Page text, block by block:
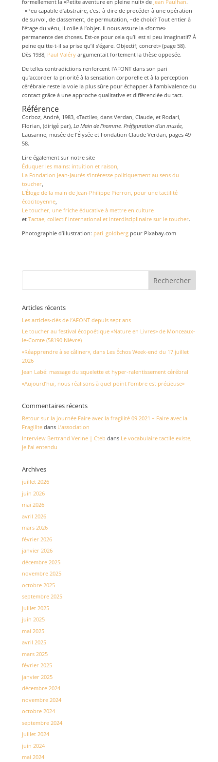
formellement la «Petite aventure en pleine nuit» de Jean Paulhan.
–«Peu capable d’abstraire, c’est-à-dire de procéder à une opération
de survol, de classement, de permutation, –de choix? Tout entier à
l’étage du vécu, il colle à l’objet. Il nous assure la «forme»
permanente des choses. Est-ce pour cela qu’il est si peu imaginatif? À
peine quitte-t-il sa prise qu’il s’égare. Objectif; concret» (page 58).
Dès 1938, Paul Valéryargumentait fortement la thèse opposée.
De telles contradictions renforcent l’AFONT dans son pari
qu’accorder la priorité à la sensation corporelle et à la perception
cérébrale reste la voie la plus sûre pour échapper à l’ambivalence du
contact grâce à une approche qualitative et différenciée du tact.
Référence
Corboz, André, 1983, «Tactile», dans Verdan, Claude, et Rodari,
Florian, (dirigé par), La Main de l’homme. Préfiguration d’un musée,
Lausanne, musée de l’Élysée et Fondation Claude Verdan, pages 49-
58.
Lire également sur notre site
Éduquer les mains: intuition et raison
La Fondation Jean-Jaurès s’intéresse politiquement au sens du
toucher,
L’Éloge de la main de Jean-Philippe Pierron, pour une tactilité
écocitoyenne,
Le toucher, une friche éducative à mettre en culture
et Tactae, collectif international et interdisciplinaire sur le toucher.
Photographie d’illustration: pati_goldbergpour Pixabay.com
Articles récents
Les articles-clés de l’AFONT depuis sept ans
Le toucher au festival écopoétique «Nature en Livres» de Monceaux-
le-Comte (58190 Nièvre)
«Réapprendre à se câliner», dans Les Échos Week-end du 17 juillet
2026
Jean Labé: massage du squelette et hyper-ralentissement cérébral
«Aujourd’hui, nous réalisons à quel point l’ombre est précieuse»
Commentaires récents
Retour sur la journée Faire avec la fragilité 09 2021 – Faire avec la
Fragilitedans L’association
Interview Bertrand Verine | Cteb dans Le vocabulaire tactile existe,
je l’ai entendu
Archives
juillet 2026
juin 2026
mai 2026
avril 2026
mars 2026
février 2026
janvier 2026
décembre 2025
novembre 2025
octobre 2025
septembre 2025
juillet 2025
juin 2025
mai 2025
avril 2025
mars 2025
février 2025
janvier 2025
décembre 2024
novembre 2024
octobre 2024
septembre 2024
juillet 2024
juin 2024
mai 2024